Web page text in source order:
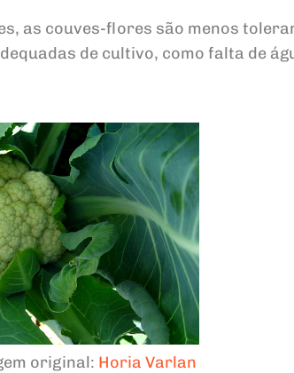
as couves-flores são menos
de cultivo, como falta de
original: Horia Varlan